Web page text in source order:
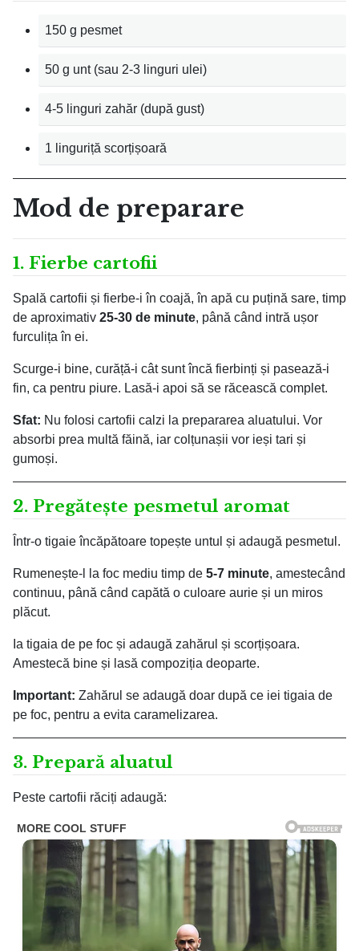
150 g pesmet
50 g unt (sau 2-3 linguri ulei)
4-5 linguri zahăr (după gust)
1 linguriță scorțișoară
Mod de preparare
1. Fierbe cartofii
Spală cartofii și fierbe-i în coajă, în apă cu puțină sare, timp
de aproximativ 25-30 de minute, până când intră ușor
furculița în ei.
Scurge-i bine, curăță-i cât sunt încă fierbinți și pasează-i
fin, ca pentru piure. Lasă-i apoi să se răcească complet.
Sfat: Nu folosi cartofii calzi la prepararea aluatului. Vor
absorbi prea multă făină, iar colțunașii vor ieși tari și
gumoși.
2. Pregătește pesmetul aromat
Într-o tigaie încăpătoare topește untul și adaugă pesmetul.
Rumenește-l la foc mediu timp de 5-7 minute, amestecând
continuu, până când capătă o culoare aurie și un miros
plăcut.
Ia tigaia de pe foc și adaugă zahărul și scorțișoara.
Amestecă bine și lasă compoziția deoparte.
Important: Zahărul se adaugă doar după ce iei tigaia de
pe foc, pentru a evita caramelizarea.
3. Prepară aluatul
Peste cartofii răciți adaugă: